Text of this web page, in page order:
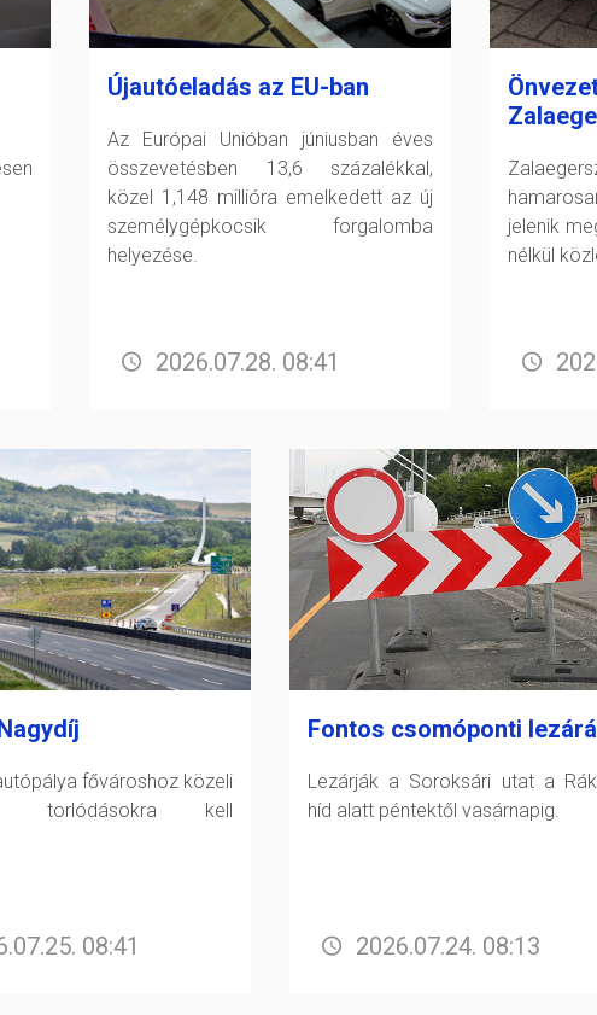
Újautóeladás az EU-ban
Az Európai Unióban júniusban éves
összevetésben 13,6 százalékkal,
közel 1,148 millióra emelkedett az új
személygépkocsik forgalomba
helyezése.
2026.07.28. 08:41
jelenik
nélkül
fővároshoz közeli
torlódásokra kell
08:41
Fontos csomóponti
Lezárják a Soroksári utat a
híd alatt péntektől vasárnapig.
2026.07.24. 08:13